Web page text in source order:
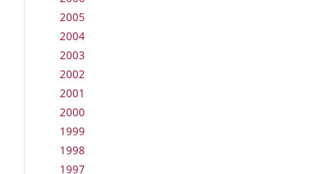
2005
2004
2003
2002
2001
2000
1999
1998
1997